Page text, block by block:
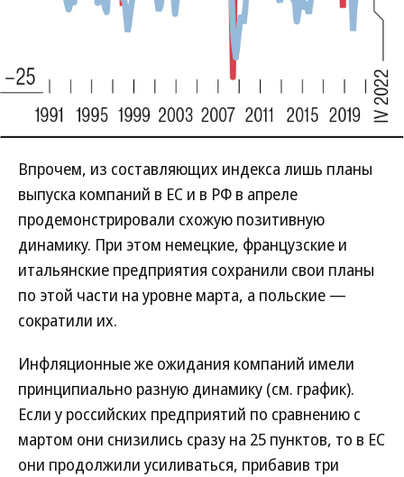
Впрочем, из составляющих индекса лишь планы
выпуска компаний в ЕС и в РФ в апреле
продемонстрировали схожую позитивную
динамику. При этом немецкие, французские и
итальянские предприятия сохранили свои планы
по этой части на уровне марта, а польские —
сократили их.
Инфляционные же ожидания компаний имели
принципиально разную динамику (см. график).
Если у российских предприятий по сравнению с
мартом они снизились сразу на 25 пунктов, то в ЕС
они продолжили усиливаться, прибавив три